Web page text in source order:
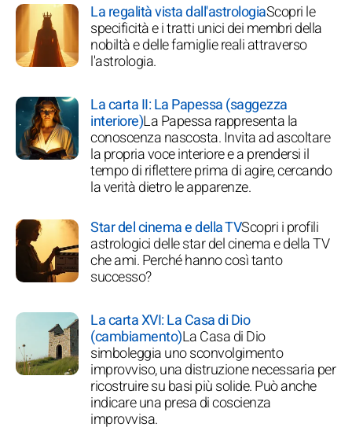
La regalità vista dall'astrologiaScopri le
specificità e i tratti unici dei membri della
nobiltà e delle famiglie reali attraverso
l'astrologia.
La carta II: La Papessa (saggezza
interiore)La Papessa rappresenta la
conoscenza nascosta. Invita ad ascoltare
la propria voce interiore e a prendersi il
tempo di riflettere prima di agire, cercando
la verità dietro le apparenze.
Star del cinema e della TVScopri i profili
astrologici delle star del cinema e della TV
che ami. Perché hanno così tanto
successo?
La carta XVI: La Casa di Dio
(cambiamento)La Casa di Dio
simboleggia uno sconvolgimento
improvviso, una distruzione necessaria per
ricostruire su basi più solide. Può anche
indicare una presa di coscienza
improvvisa.